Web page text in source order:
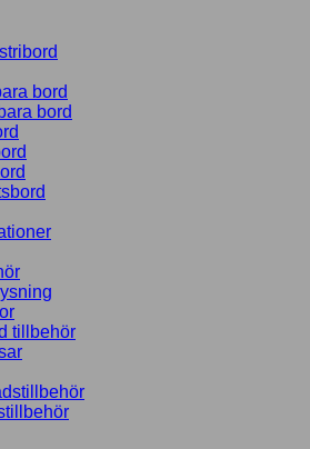
bord
bord
tillbehör